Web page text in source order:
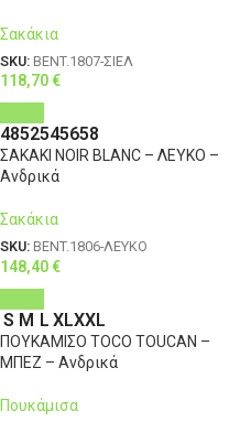
Σακάκια
SKU: BENT.1807-ΣΙΕΛ
118,70€
4852545658
ΣΑΚΑΚΙ NOIR BLANC – ΛΕΥΚΟ –
Ανδρικά
Σακάκια
SKU: BENT.1806-ΛΕΥΚΟ
148,40€
S M L XLXXL
ΠΟΥΚΑΜΙΣΟ TOCO TOUCAN –
ΜΠΕΖ – Ανδρικά
Πουκάμισα